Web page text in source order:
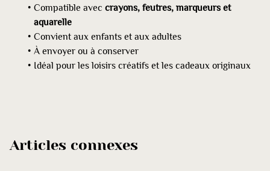
Compatible avec crayons, feutres, marqueurs et
aquarelle
Convient aux enfants et aux adultes
À envoyer ou à conserver
Idéal pour les loisirs créatifs et les cadeaux originaux
Articles connexes